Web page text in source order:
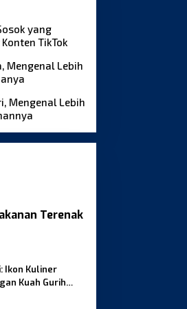
Batam
Orang Terluka
TikTok
yang
TikTok
Mengenal Lebih
Mengenal Lebih
Terenak
Ikon Kuliner
Kuah Gurih